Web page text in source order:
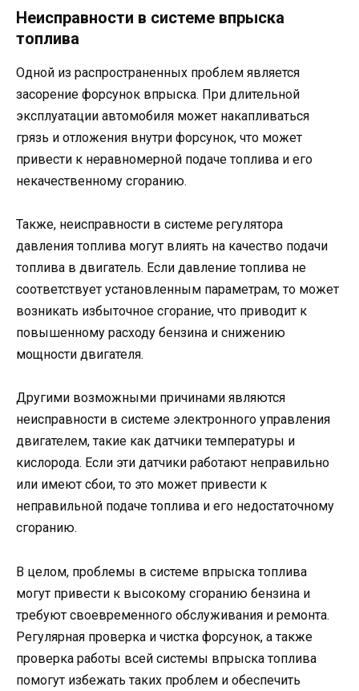
Неисправности в системе впрыска
топлива
Одной из распространенных проблем является
засорение форсунок впрыска. При длительной
эксплуатации автомобиля может накапливаться
грязь и отложения внутри форсунок, что может
привести к неравномерной подаче топлива и его
некачественному сгоранию.
Также, неисправности в системе регулятора
давления топлива могут влиять на качество подачи
топлива в двигатель. Если давление топлива не
соответствует установленным параметрам, то может
возникать избыточное сгорание, что приводит к
повышенному расходу бензина и снижению
мощности двигателя.
Другими возможными причинами являются
неисправности в системе электронного управления
двигателем, такие как датчики температуры и
кислорода. Если эти датчики работают неправильно
или имеют сбои, то это может привести к
неправильной подаче топлива и его недостаточному
сгоранию.
В целом, проблемы в системе впрыска топлива
могут привести к высокому сгоранию бензина и
требуют своевременного обслуживания и ремонта.
Регулярная проверка и чистка форсунок, а также
проверка работы всей системы впрыска топлива
помогут избежать таких проблем и обеспечить